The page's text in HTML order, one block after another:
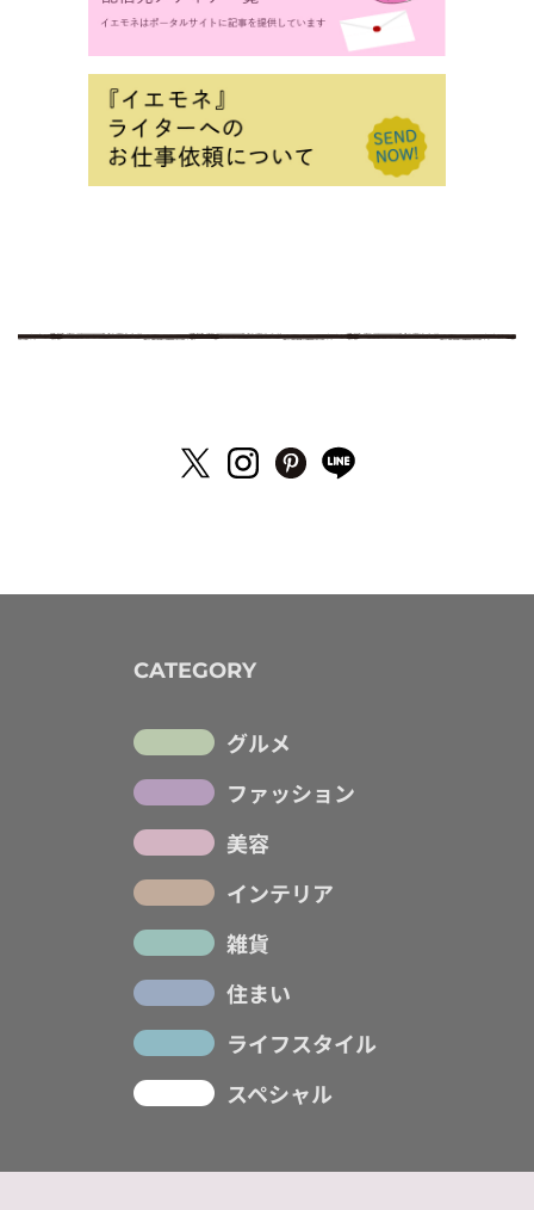
CATEGORY
グルメ
ファッション
美容
インテリア
雑貨
住まい
ライフスタイル
スペシャル